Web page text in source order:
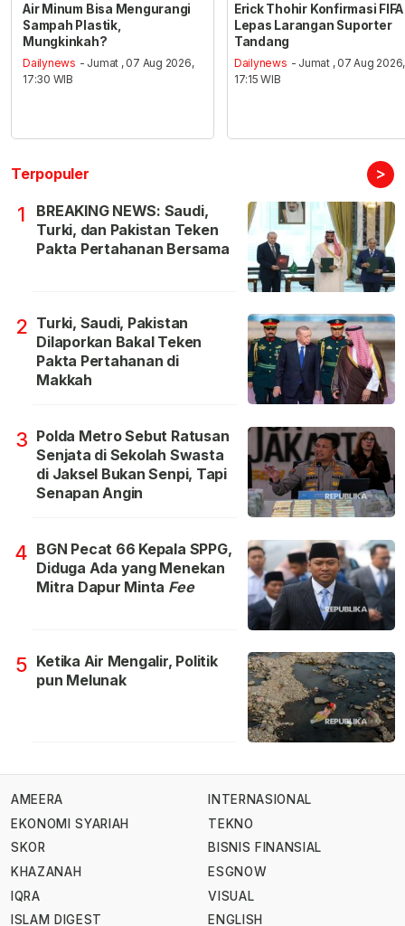
Air Minum Bisa Mengurangi
Sampah Plastik,
Mungkinkah?
Dailynews - Jumat , 07 Aug 2026,
17:30 WIB
Erick Thohir Konfirmasi FIFA
Lepas Larangan Suporter
Tandang
Dailynews - Jumat , 07 Aug 2026,
17:15 WIB
Terpopuler >
1
BREAKING NEWS: Saudi,
Turki, dan Pakistan Teken
Pakta Pertahanan Bersama
2 Turki, Saudi, Pakistan
Dilaporkan Bakal Teken
Pakta Pertahanan di
Makkah
3 Polda Metro Sebut Ratusan
Senjata di Sekolah Swasta
di Jaksel Bukan Senpi, Tapi
Senapan Angin
4 BGN Pecat 66 Kepala SPPG,
Diduga Ada yang Menekan
Mitra Dapur Minta Fee
5 Ketika Air Mengalir, Politik
pun Melunak
AMEERA
EKONOMI SYARIAH
SKOR
KHAZANAH
IQRA
ISLAM DIGEST
INTERNASIONAL
TEKNO
BISNIS FINANSIAL
ESGNOW
VISUAL
ENGLISH